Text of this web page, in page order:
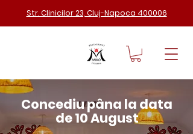
Str. Clinicilor 23, Cluj-Napoca 400006
Concediu pâna la data
de 10 August